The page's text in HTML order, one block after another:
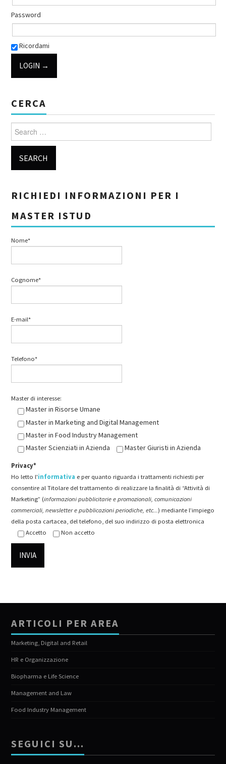
Password
Ricordami
CERCA
Search for:
RICHIEDI INFORMAZIONI PER I
MASTER ISTUD
Nome*
Cognome*
E-mail*
Telefono*
Master di interesse:
Master in Risorse Umane
Master in Marketing and Digital Management
Master in Food Industry Management
Master Scienziati in Azienda
Master Giuristi in Azienda
Privacy*
Ho letto l'informativa e per quanto riguarda i trattamenti richiesti per
consentire al Titolare del trattamento di realizzare la finalità di “Attività di
Marketing” (informazioni pubblicitarie e promozionali, comunicazioni
commerciali, newsletter e pubblicazioni periodiche, etc...) mediante l’impiego
della posta cartacea, del telefono, del suo indirizzo di posta elettronica
Accetto
Non accetto
ARTICOLI PER AREA
Marketing, Digital and Retail
HR e Organizzazione
Biopharma e Life Science
Management and Law
Food Industry Management
SEGUICI SU…